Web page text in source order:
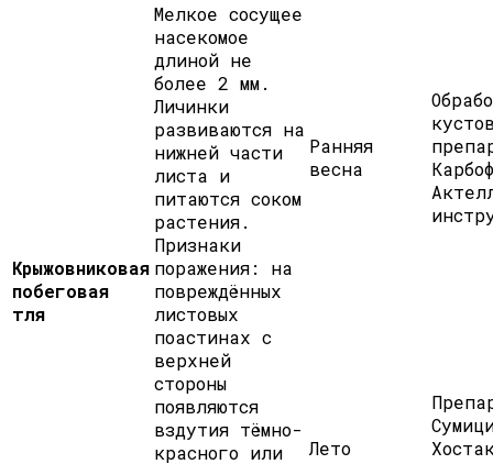
Крыжовниковая
побеговая
тля
Мелкое сосущее
насекомое
длиной не
более 2 мм.
Личинки
развиваются на
нижней части
листа и
питаются соком
растения.
Признаки
поражения: на
повреждённых
листовых
поастинах с
верхней
стороны
появляются
вздутия тёмно-
красного или
Ранняя
весна
Лето